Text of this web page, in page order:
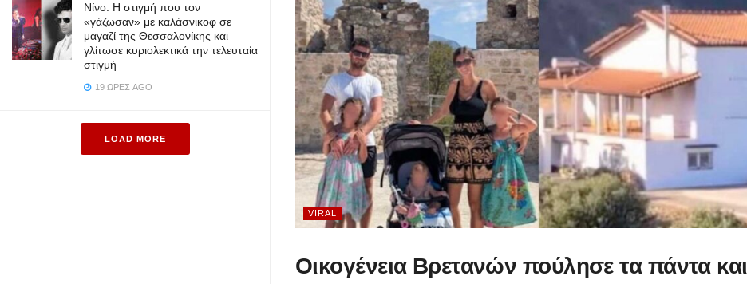
Νίνο: Η στιγμή που τον
«γάζωσαν» με καλάσνικοφ σε
μαγαζί της Θεσσαλονίκης και
γλίτωσε κυριολεκτικά την τελευταία
στιγμή
19 ΏΡΕΣ AGO
LOAD MORE
VIRAL
Οικογένεια Βρετανών πούλησε τα πάντα και